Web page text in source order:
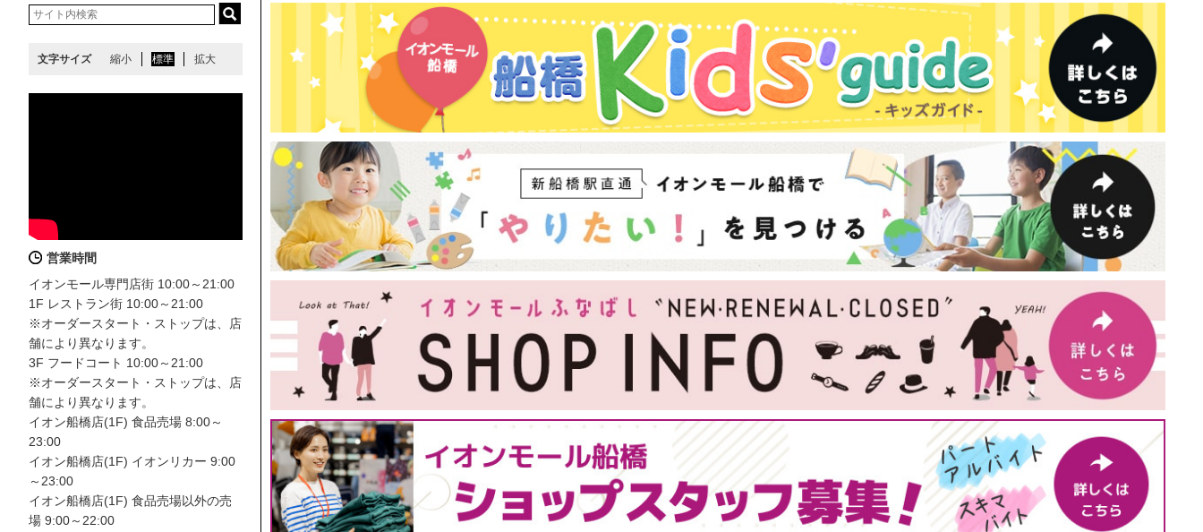
文字サイズ 縮小 標準 拡大
営業時間
イオンモール専門店街 10:00～21:00
1F レストラン街 10:00～21:00
※オーダースタート・ストップは、店
舗により異なります。
3F フードコート 10:00～21:00
※オーダースタート・ストップは、店
舗により異なります。
イオン船橋店(1F) 食品売場 8:00～
23:00
イオン船橋店(1F) イオンリカー 9:00
～23:00
イオン船橋店(1F) 食品売場以外の売
場 9:00～22:00